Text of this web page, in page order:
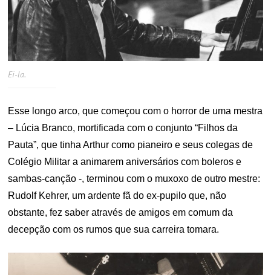
Ei-la.
Esse longo arco, que começou com o horror de uma mestra
– Lúcia Branco, mortificada com o conjunto “Filhos da
Pauta”, que tinha Arthur como pianeiro e seus colegas de
Colégio Militar a animarem aniversários com boleros e
sambas-canção -, terminou com o muxoxo de outro mestre:
Rudolf Kehrer, um ardente fã do ex-pupilo que, não
obstante, fez saber através de amigos em comum da
decepção com os rumos que sua carreira tomara.